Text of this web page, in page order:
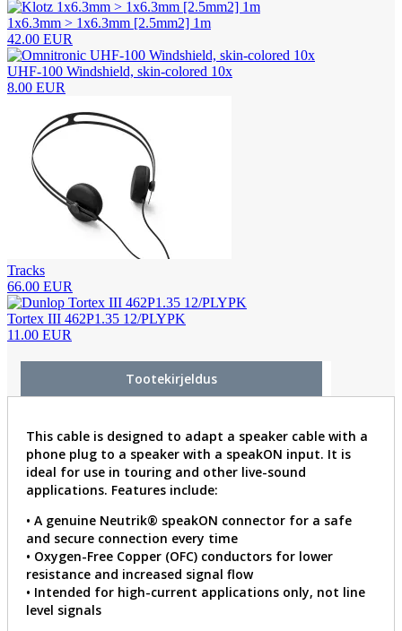
1x6.3mm > 1x6.3mm [2.5mm2] 1m
42.00 EUR
UHF-100 Windshield, skin-colored 10x
8.00 EUR
Tracks
66.00 EUR
Tortex III 462P1.35 12/PLYPK
11.00 EUR
Tootekirjeldus
This cable is designed to adapt a speaker cable with a
phone plug to a speaker with a speakON input. It is
ideal for use in touring and other live-sound
applications. Features include:
• A genuine Neutrik® speakON connector for a safe
and secure connection every time
• Oxygen-Free Copper (OFC) conductors for lower
resistance and increased signal flow
• Intended for high-current applications only, not line
level signals